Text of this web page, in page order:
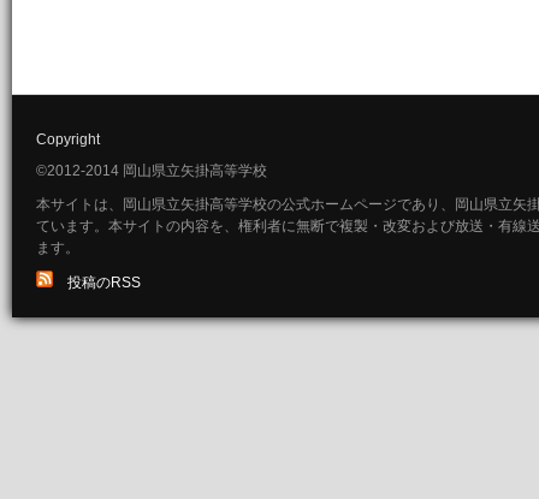
Copyright
©2012-2014 岡山県立矢掛高等学校
本サイトは、岡山県立矢掛高等学校の公式ホームページであり、岡山県立矢
ています。本サイトの内容を、権利者に無断で複製・改変および放送・有線
ます。
投稿のRSS